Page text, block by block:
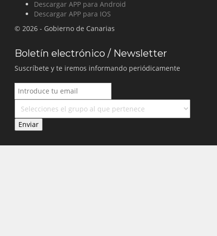
Descargar APP para Android
Descargar APP para IOS
© 2026 - Gobierno de Canarias
Boletín electrónico / Newsletter
Suscríbete y te iremos informando periódicamente
Enviar